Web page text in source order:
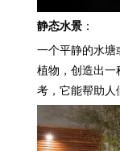
静态水景 ：
一个平静的水塘
植物，创造出一
考，它能帮助人